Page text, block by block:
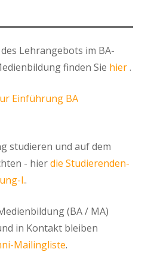
Lehrangebots im BA-
finden Sie hier.
Einführung BA
studieren und auf dem
- hierdie Studierenden-
l..
(BA / MA)
in Kontakt bleiben
Mailingliste.